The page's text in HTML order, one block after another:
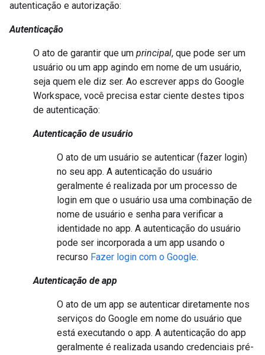
autenticação e autorização:
Autenticação
O ato de garantir que um principal, que pode ser um
usuário ou um app agindo em nome de um usuário,
seja quem ele diz ser. Ao escrever apps do Google
Workspace, você precisa estar ciente destes tipos
de autenticação:
Autenticação de usuário
O ato de um usuário se autenticar (fazer login)
no seu app. A autenticação do usuário
geralmente é realizada por um processo de
login em que o usuário usa uma combinação de
nome de usuário e senha para verificar a
identidade no app. A autenticação do usuário
pode ser incorporada a um app usando o
recurso Fazer login com o Google.
Autenticação de app
O ato de um app se autenticar diretamente nos
serviços do Google em nome do usuário que
está executando o app. A autenticação do app
geralmente é realizada usando credenciais pré-